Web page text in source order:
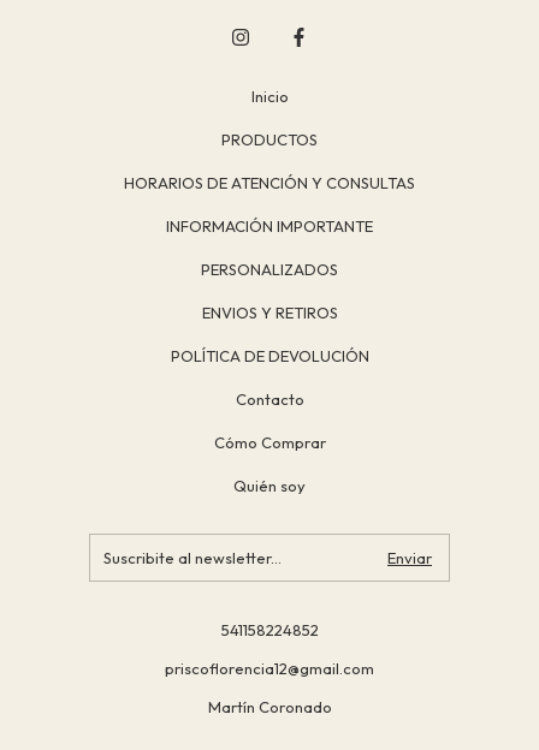
Inicio
PRODUCTOS
HORARIOS DE ATENCIÓN Y CONSULTAS
INFORMACIÓN IMPORTANTE
PERSONALIZADOS
ENVIOS Y RETIROS
POLÍTICA DE DEVOLUCIÓN
Contacto
Cómo Comprar
Quién soy
541158224852
priscoflorencia12@gmail.com
Martín Coronado